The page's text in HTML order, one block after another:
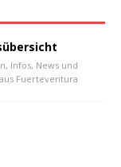
Infos, News und
Fuerteventura